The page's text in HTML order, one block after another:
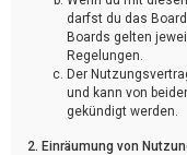
darfst du das
Boards gelten
Regelungen.
Der
und kann von
gekündigt werden.
2. Einräumung von